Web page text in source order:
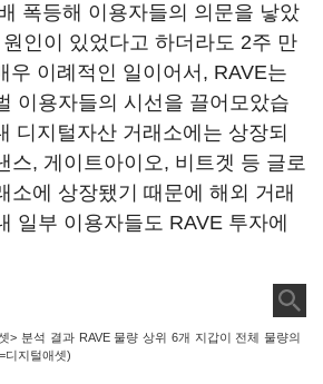
폭등해 이용자들의 의문을 낳았
인이 있었다고 하더라도 2주 만
우 이례적인 일이어서, RAVE는
이용자들의 시선을 끌어모았습
디지털자산 거래소에는 상장되
스, 게이트아이오, 비트겟 등 글로
소에 상장됐기 때문에 해외 거래
일부 이용자들도 RAVE 투자에
> 분석 결과 RAVE 물량 상위 6개 지갑이 전체 물량의
디지털애셋)